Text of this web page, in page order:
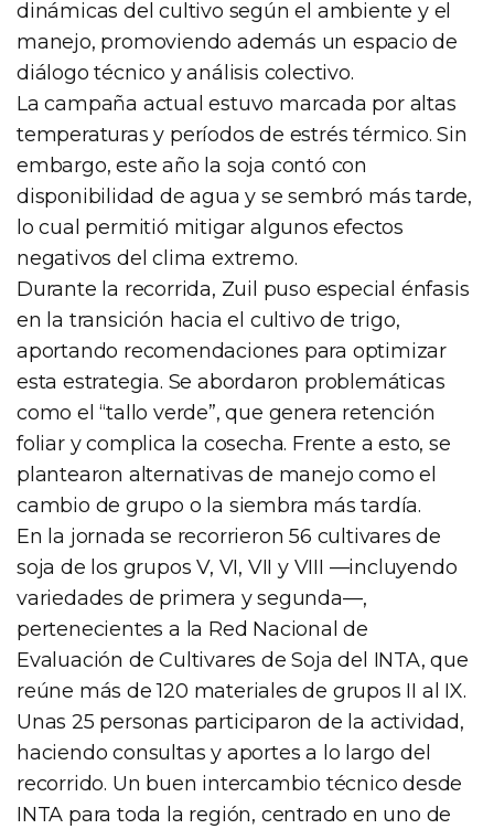
dinámicas del cultivo según el ambiente y el
manejo, promoviendo además un espacio de
diálogo técnico y análisis colectivo.
La campaña actual estuvo marcada por altas
temperaturas y períodos de estrés térmico. Sin
embargo, este año la soja contó con
disponibilidad de agua y se sembró más tarde,
lo cual permitió mitigar algunos efectos
negativos del clima extremo.
Durante la recorrida, Zuil puso especial énfasis
en la transición hacia el cultivo de trigo,
aportando recomendaciones para optimizar
esta estrategia. Se abordaron problemáticas
como el “tallo verde”, que genera retención
foliar y complica la cosecha. Frente a esto, se
plantearon alternativas de manejo como el
cambio de grupo o la siembra más tardía.
En la jornada se recorrieron 56 cultivares de
soja de los grupos V, VI, VII y VIII —incluyendo
variedades de primera y segunda—,
pertenecientes a la Red Nacional de
Evaluación de Cultivares de Soja del INTA, que
reúne más de 120 materiales de grupos II al IX.
Unas 25 personas participaron de la actividad,
haciendo consultas y aportes a lo largo del
recorrido. Un buen intercambio técnico desde
INTA para toda la región, centrado en uno de